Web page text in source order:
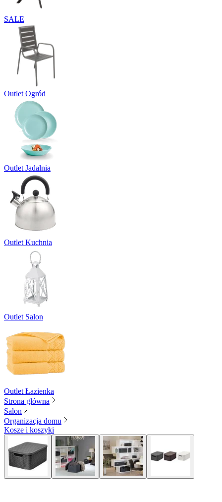
SALE
Outlet Ogród
Outlet Jadalnia
Outlet Kuchnia
Outlet Salon
Outlet Łazienka
Strona główna
Salon
Organizacja domu
Kosze i koszyki